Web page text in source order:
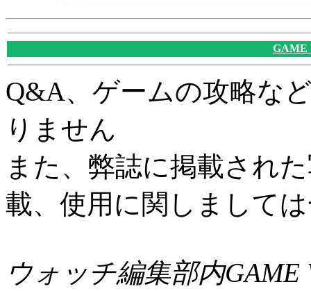
GAME
Q&A、ゲームの攻略な
りません
また、弊誌に掲載され
載、使用に関しまして
ウォッチ編集部内GAME